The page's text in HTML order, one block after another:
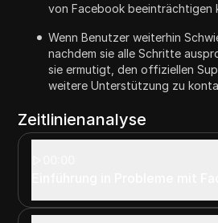
von Facebook beeinträchtigen
Wenn Benutzer weiterhin
nachdem sie alle Schritte
sie ermutigt, den offiziellen
weitere Unterstützung zu
Zeitlinienanalyse